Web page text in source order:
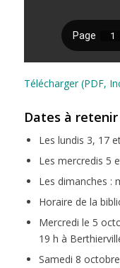
Télécharger (PDF,
Dates à
Les lundis 3, 17
Les mercredis 5
Les dimanches :
Horaire de la
Mercredi le 5
19 h à
Samedi 8